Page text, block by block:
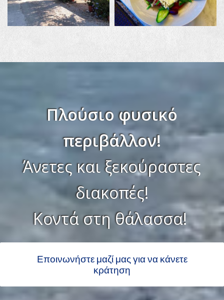
Πλούσιο φυσικό
περιβάλλον!
Άνετες και ξεκούραστες
διακοπές!
Κοντά στη θάλασσα!
Εποινωνήστε μαζί μας για να κάνετε
κράτηση